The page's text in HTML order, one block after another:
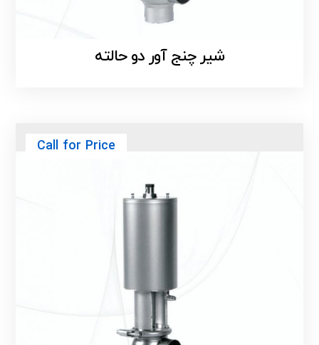
شیر چنج آور دو حالته
Call for Price